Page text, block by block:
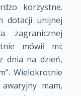
korzystne.
dotacji unijnej
zagranicznej
mówił mi:
dnia na dzień,
Wielokrotnie
mam,